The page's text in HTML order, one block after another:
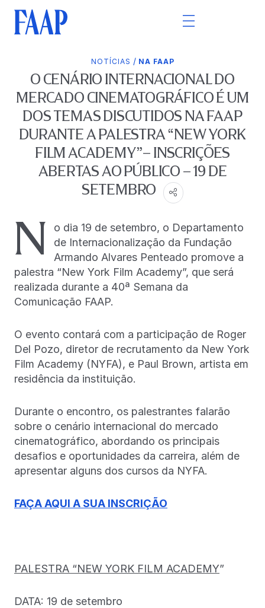
NOTÍCIAS / NA FAAP
O CENÁRIO INTERNACIONAL DO
MERCADO CINEMATOGRÁFICO É UM
DOS TEMAS DISCUTIDOS NA FAAP
DURANTE A PALESTRA “NEW YORK
FILM ACADEMY”– INSCRIÇÕES
ABERTAS AO PÚBLICO – 19 DE
SETEMBRO
N
o dia 19 de setembro, o Departamento
de Internacionalização da Fundação
Armando Alvares Penteado promove a
palestra “New York Film Academy”, que será
realizada durante a 40ª Semana da
Comunicação FAAP.
O evento contará com a participação de Roger
Del Pozo, diretor de recrutamento da New York
Film Academy (NYFA), e Paul Brown, artista em
residência da instituição.
Durante o encontro, os palestrantes falarão
sobre o cenário internacional do mercado
cinematográfico, abordando os principais
desafios e oportunidades da carreira, além de
apresentar alguns dos cursos da NYFA.
FAÇA AQUI A SUA INSCRIÇÃO
PALESTRA “NEW YORK FILM ACADEMY”
DATA: 19 de setembro